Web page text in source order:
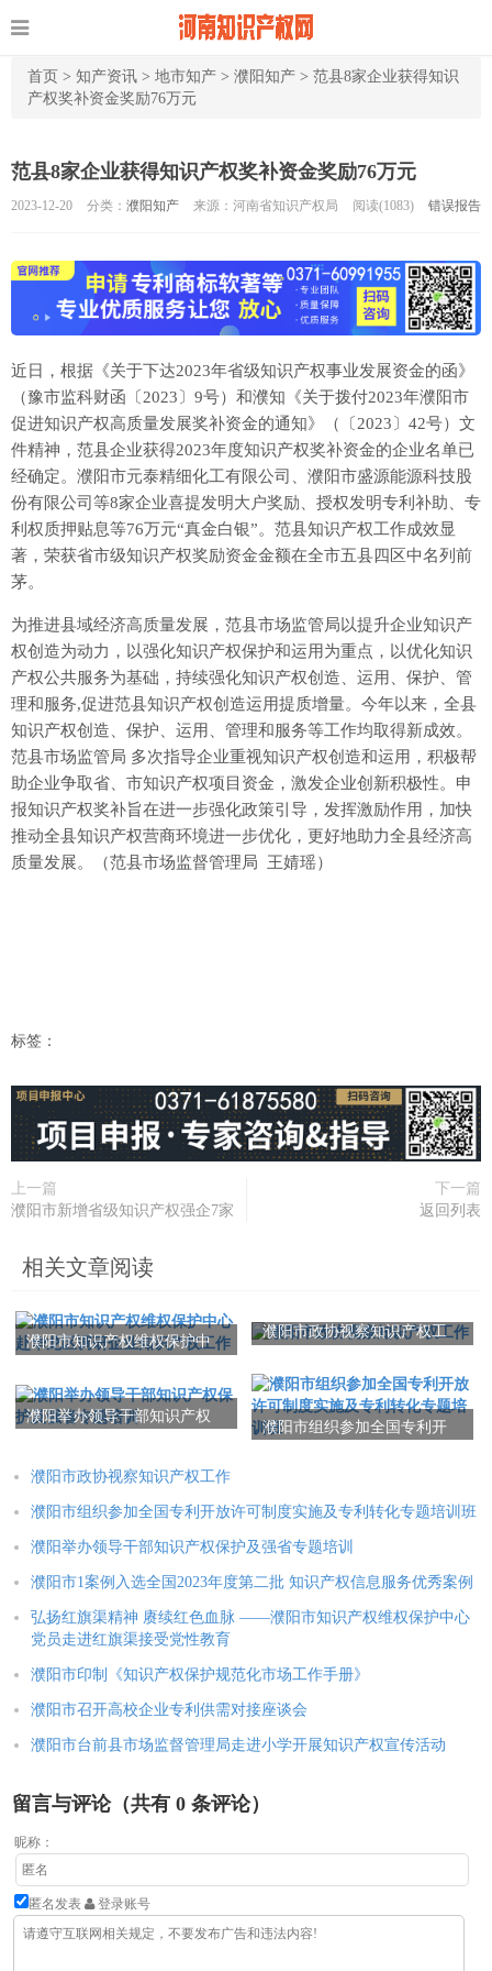
首页 > 知产资讯 > 地市知产 > 濮阳知产 > 范县8家企业获得知识
产权奖补资金奖励76万元
范县8家企业获得知识产权奖补资金奖励76万元
2023-12-20 分类： 濮阳知产 来源：河南省知识产权局 阅读(1083) 错误报告
近日，根据《关于下达2023年省级知识产权事业发展资金的函》
（豫市监科财函〔2023〕9号）和濮知《关于拨付2023年濮阳市
促进知识产权高质量发展奖补资金的通知》（〔2023〕42号）文
件精神，范县企业获得2023年度知识产权奖补资金的企业名单已
经确定。濮阳市元泰精细化工有限公司、濮阳市盛源能源科技股
份有限公司等8家企业喜提发明大户奖励、授权发明专利补助、专
利权质押贴息等76万元“真金白银”。范县知识产权工作成效显
著，荣获省市级知识产权奖励资金金额在全市五县四区中名列前
茅。
为推进县域经济高质量发展，范县市场监管局以提升企业知识产
权创造为动力，以强化知识产权保护和运用为重点，以优化知识
产权公共服务为基础，持续强化知识产权创造、运用、保护、管
理和服务,促进范县知识产权创造运用提质增量。今年以来，全县
知识产权创造、保护、运用、管理和服务等工作均取得新成效。
范县市场监管局 多次指导企业重视知识产权创造和运用，积极帮
助企业争取省、市知识产权项目资金，激发企业创新积极性。申
报知识产权奖补旨在进一步强化政策引导，发挥激励作用，加快
推动全县知识产权营商环境进一步优化，更好地助力全县经济高
质量发展。（范县市场监督管理局 王婧瑶）
标签：
上一篇
濮阳市新增省级知识产权强企7家
下一篇
返回列表
相关文章阅读
濮阳市知识产权维权保护中
权工作
濮阳市政协视察知识产权工
濮阳举办领导干部知识产权
濮阳市组织参加全国专利开
濮阳市政协视察知识产权工作
濮阳市组织参加全国专利开放许可制度实施及专利转化专题培训班
濮阳举办领导干部知识产权保护及强省专题培训
濮阳市1案例入选全国2023年度第二批 知识产权信息服务优秀案例
弘扬红旗渠精神 赓续红色血脉 ——濮阳市知识产权维权保护中心
党员走进红旗渠接受党性教育
濮阳市印制《知识产权保护规范化市场工作手册》
濮阳市召开高校企业专利供需对接座谈会
濮阳市台前县市场监督管理局走进小学开展知识产权宣传活动
留言与评论（共有 0 条评论）
昵称：
匿名发表 登录账号